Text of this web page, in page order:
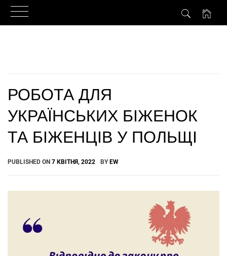
РОБОТА ДЛЯ
УКРАЇНСЬКИХ БІЖЕНОК
ТА БІЖЕНЦІВ У ПОЛЬЩІ
PUBLISHED ON 7 КВІТНЯ, 2022 BYEW